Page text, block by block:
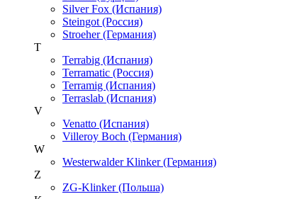
Silver Fox (Испания)
Steingot (Россия)
Stroeher (Германия)
T
Terrabig (Испания)
Terramatic (Россия)
Terramig (Испания)
Terraslab (Испания)
V
Venatto (Испания)
Villeroy Boch (Германия)
W
Westerwalder Klinker (Германия)
Z
ZG-Klinker (Польша)